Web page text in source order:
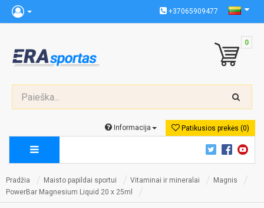
+37065909477
0
Patikusios prekės (0)
Informacija
Pradžia Maisto papildai sportui Vitaminai ir mineralai
Magnis
PowerBar Magnesium Liquid 20 x 25ml